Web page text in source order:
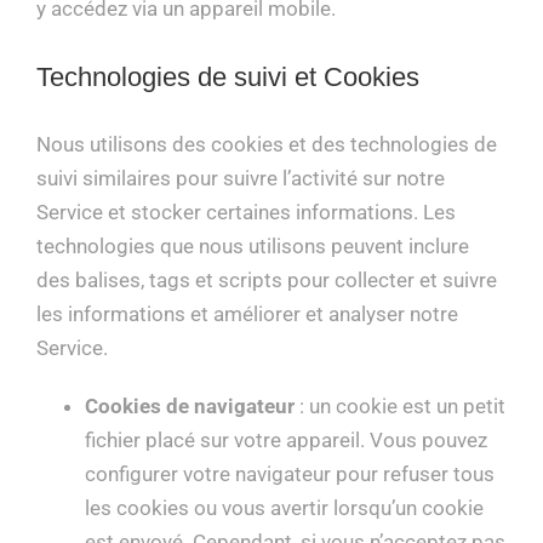
y accédez via un appareil mobile.
Technologies de suivi et Cookies
Nous utilisons des cookies et des technologies de
suivi similaires pour suivre l’activité sur notre
Service et stocker certaines informations. Les
technologies que nous utilisons peuvent inclure
des balises, tags et scripts pour collecter et suivre
les informations et améliorer et analyser notre
Service.
Cookies de navigateur : un cookie est un petit
fichier placé sur votre appareil. Vous pouvez
configurer votre navigateur pour refuser tous
les cookies ou vous avertir lorsqu’un cookie